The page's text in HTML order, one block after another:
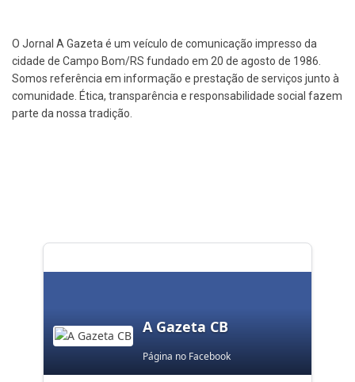
O Jornal A Gazeta é um veículo de comunicação impresso da
cidade de Campo Bom/RS fundado em 20 de agosto de 1986.
Somos referência em informação e prestação de serviços junto à
comunidade. Ética, transparência e responsabilidade social fazem
parte da nossa tradição.
A Gazeta CB
Página no Facebook